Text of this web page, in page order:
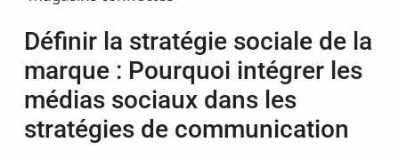
Définir la stratégie sociale de la
marque : Pourquoi intégrer les
médias sociaux dans les
stratégies de communication